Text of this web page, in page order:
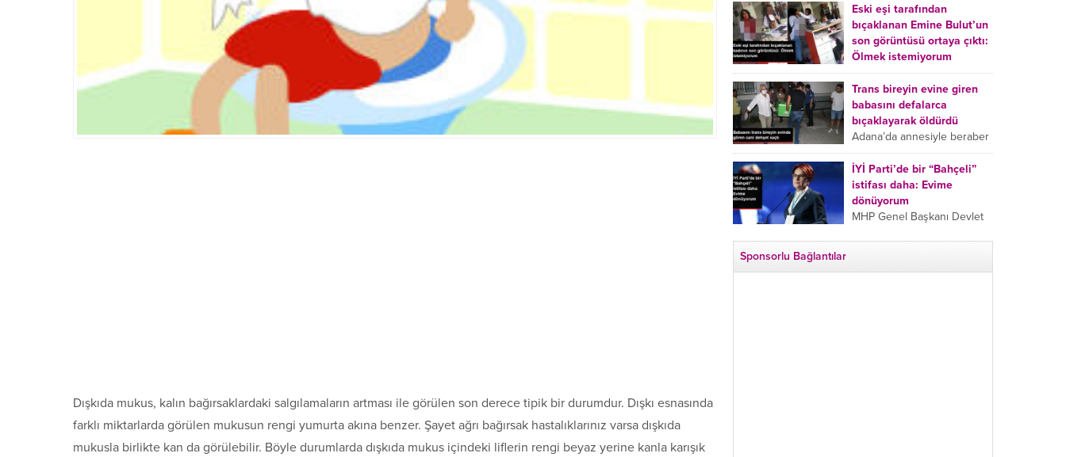
Dışkıda mukus, kalın bağırsaklardaki salgılamaların artması ile görülen son derece tipik bir durumdur. Dışkı esnasında
farklı miktarlarda görülen mukusun rengi yumurta akına benzer. Şayet ağrı bağırsak hastalıklarınız varsa dışkıda
mukusla birlikte kan da görülebilir. Böyle durumlarda dışkıda mukus içindeki liflerin rengi beyaz yerine kanla karışık
oyuncu Canan Ergüder,
hastalık sürecini anlattı:
Meme kanserine yakalanan
ünlü oyuncu Canan Ergüder
aklıma ilk ölümün...
Eski eşi tarafından
bıçaklanan Emine Bulut’un
son görüntüsü ortaya çıktı:
Ölmek istemiyorum
Kırıkkale’de eski eşi
tarafından boğazından
bıçaklanan Emine Bulut’un
“Ben ölmek istemiyorum”
demesi ve yanında bulunan
10 yaşındaki kızının “Anne
lütfen...
Trans bireyin evine giren
babasını defalarca
bıçaklayarak öldürdü
Adana’da annesiyle beraber
takip ettiği babasının trans
bireyin evine girdiği gören
cani, babasını vücudunun
çeşitli yerlerinden
bıçaklayarak öldürdü.
İYİ Parti’de bir “Bahçeli”
istifası daha: Evime
dönüyorum
MHP Genel Başkanı Devlet
Sponsorlu Bağlantılar